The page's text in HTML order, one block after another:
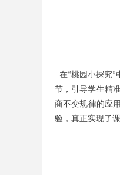
在“桃园小探究”
节，引导学生精
商不变规律的应
验，真正实现了